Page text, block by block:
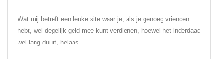
Wat mij betreft een leuke site waar je, als je genoeg vrienden
hebt, wel degelijk geld mee kunt verdienen, hoewel het inderdaad
wel lang duurt, helaas.